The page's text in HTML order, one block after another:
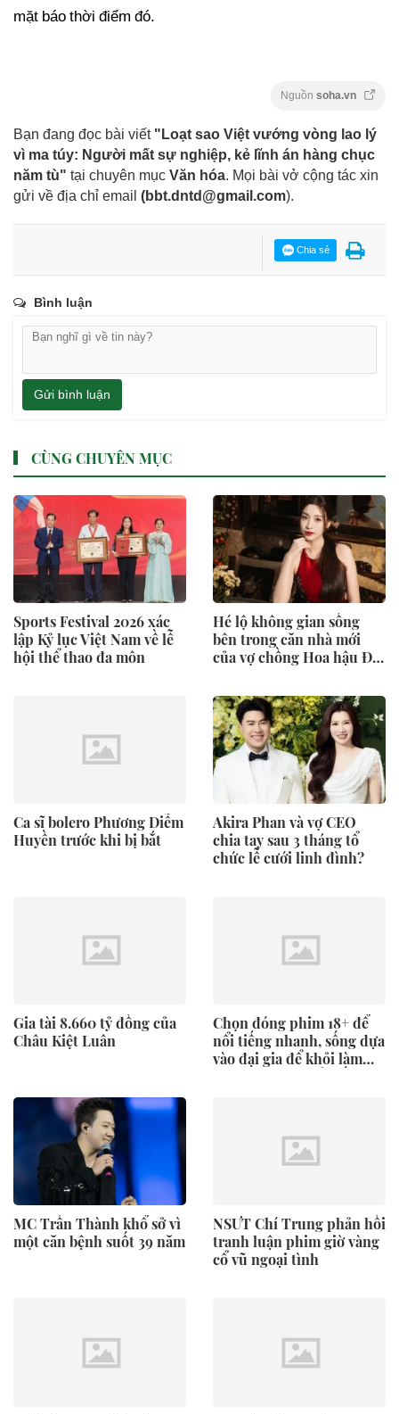
mặt báo thời điểm đó.
Nguồn soha.vn
Bạn đang đọc bài viết "Loạt sao Việt vướng vòng lao lý
vì ma túy: Người mất sự nghiệp, kẻ lĩnh án hàng chục
năm tù" tại chuyên mục Văn hóa. Mọi bài vở cộng tác xin
gửi về địa chỉ email (bbt.dntd@gmail.com).
Chia sẻ
Bình luận
Gửi bình luận
CÙNG CHUYÊN MỤC
Sports Festival 2026 xác
lập Kỷ lục Việt Nam về lễ
hội thể thao đa môn
Hé lộ không gian sống
bên trong căn nhà mới
của vợ chồng Hoa hậu Đỗ
Ca sĩ bolero Phương Diễm
Huyền trước khi bị bắt
Akira Phan và vợ CEO
chia tay sau 3 tháng tổ
chức lễ cưới linh đình?
Gia tài 8.660 tỷ đồng của
Châu Kiệt Luân
Chọn đóng phim 18+ để
nổi tiếng nhanh, sống dựa
vào đại gia để khỏi làm
MC Trấn Thành khổ sở vì
một căn bệnh suốt 39 năm
NSƯT Chí Trung phản hồi
tranh luận phim giờ vàng
cổ vũ ngoại tình